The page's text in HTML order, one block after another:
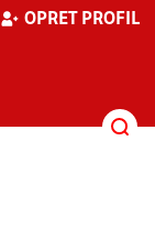
OPRET PROFIL